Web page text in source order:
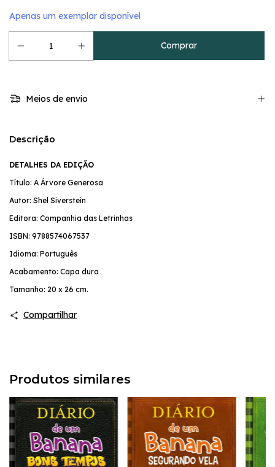
Apenas um exemplar disponível
Meios de envio
Descrição
DETALHES DA EDIÇÃO
Título: A Árvore Generosa
Autor: Shel Siverstein
Editora: Companhia das Letrinhas
ISBN: 9788574067537
Idioma: Português
Acabamento: Capa dura
Tamanho: 20 x 26 cm.
Compartilhar
Produtos similares